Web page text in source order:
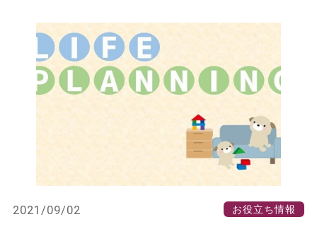
2021/09/02 お役立ち情報